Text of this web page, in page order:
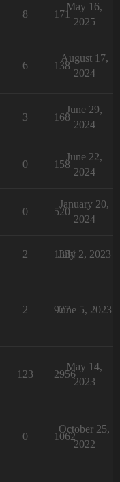
8 171
May 16,
2025
6 138
August 17,
2024
3 168
June 29,
2024
0 158
June 22,
2024
0 520
January 20,
2024
2 1334
July 2, 2023
2 927
June 5, 2023
123 2956
May 14,
2023
0 1062
October 25,
2022